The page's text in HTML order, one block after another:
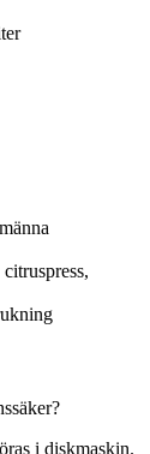
i diskmaskin.